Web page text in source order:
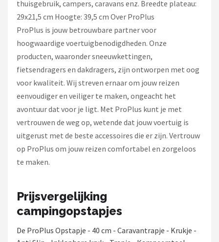
thuisgebruik, campers, caravans enz. Breedte plateau:
29x21,5 cm Hoogte: 39,5 cm Over ProPlus
ProPlus is jouw betrouwbare partner voor
hoogwaardige voertuigbenodigdheden. Onze
producten, waaronder sneeuwkettingen,
fietsendragers en dakdragers, zijn ontworpen met oog
voor kwaliteit. Wij streven ernaar om jouw reizen
eenvoudiger en veiliger te maken, ongeacht het
avontuur dat voor je ligt. Met ProPlus kunt je met
vertrouwen de weg op, wetende dat jouw voertuig is
uitgerust met de beste accessoires die er zijn. Vertrouw
op ProPlus om jouw reizen comfortabel en zorgeloos
te maken.
Prijsvergelijking
campingopstapjes
De ProPlus Opstapje - 40 cm - Caravantrapje - Krukje -